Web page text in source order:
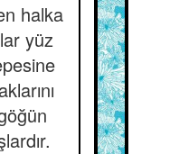
halka
yüz